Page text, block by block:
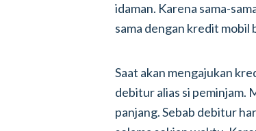
idaman. Karena sama-
sama dengan kredit mobil
Saat akan mengajukan
debitur alias si peminjam.
panjang. Sebab debitur